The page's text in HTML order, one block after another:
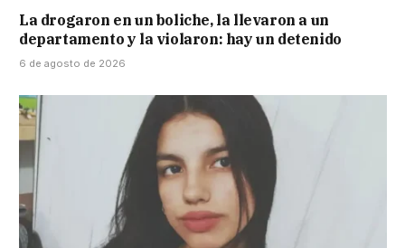
La drogaron en un boliche, la llevaron a un
departamento y la violaron: hay un detenido
6 de agosto de 2026